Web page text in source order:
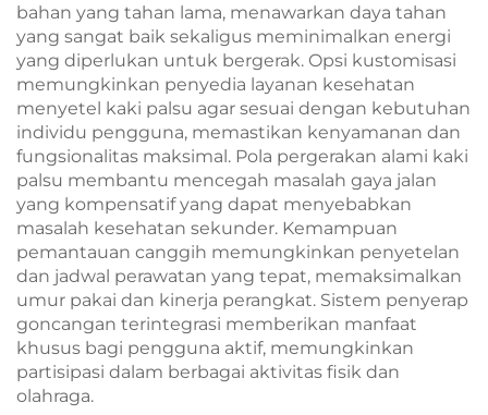
bahan yang tahan lama, menawarkan daya tahan
yang sangat baik sekaligus meminimalkan energi
yang diperlukan untuk bergerak. Opsi kustomisasi
memungkinkan penyedia layanan kesehatan
menyetel kaki palsu agar sesuai dengan kebutuhan
individu pengguna, memastikan kenyamanan dan
fungsionalitas maksimal. Pola pergerakan alami kaki
palsu membantu mencegah masalah gaya jalan
yang kompensatif yang dapat menyebabkan
masalah kesehatan sekunder. Kemampuan
pemantauan canggih memungkinkan penyetelan
dan jadwal perawatan yang tepat, memaksimalkan
umur pakai dan kinerja perangkat. Sistem penyerap
goncangan terintegrasi memberikan manfaat
khusus bagi pengguna aktif, memungkinkan
partisipasi dalam berbagai aktivitas fisik dan
olahraga.